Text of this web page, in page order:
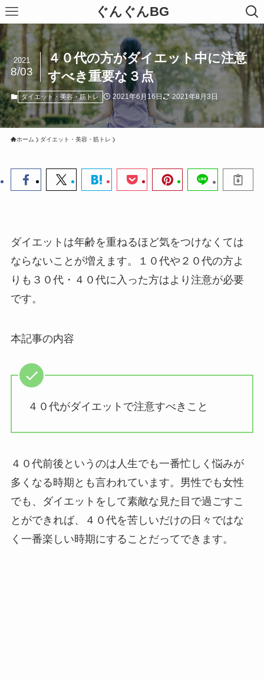
ぐんぐんBG
４０代の方がダイエット中に注意
すべき重要な３点
2021
8/03
ダイエット・美容・筋トレ 2021年6月16日 2021年8月3日
ホーム ダイエット・美容・筋トレ
ダイエットは年齢を重ねるほど気をつけなくては
ならないことが増えます。１０代や２０代の方よ
りも３０代・４０代に入った方はより注意が必要
です。
本記事の内容
４０代がダイエットで注意すべきこと
４０代前後というのは人生でも一番忙しく悩みが
多くなる時期とも言われています。男性でも女性
でも、ダイエットをして素敵な見た目で過ごすこ
とができれば、４０代を苦しいだけの日々ではな
く一番楽しい時期にすることだってできます。